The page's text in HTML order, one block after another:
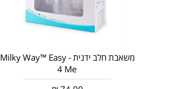
משאבת חלב ידנית - Milky Way™ Easy
4 Me